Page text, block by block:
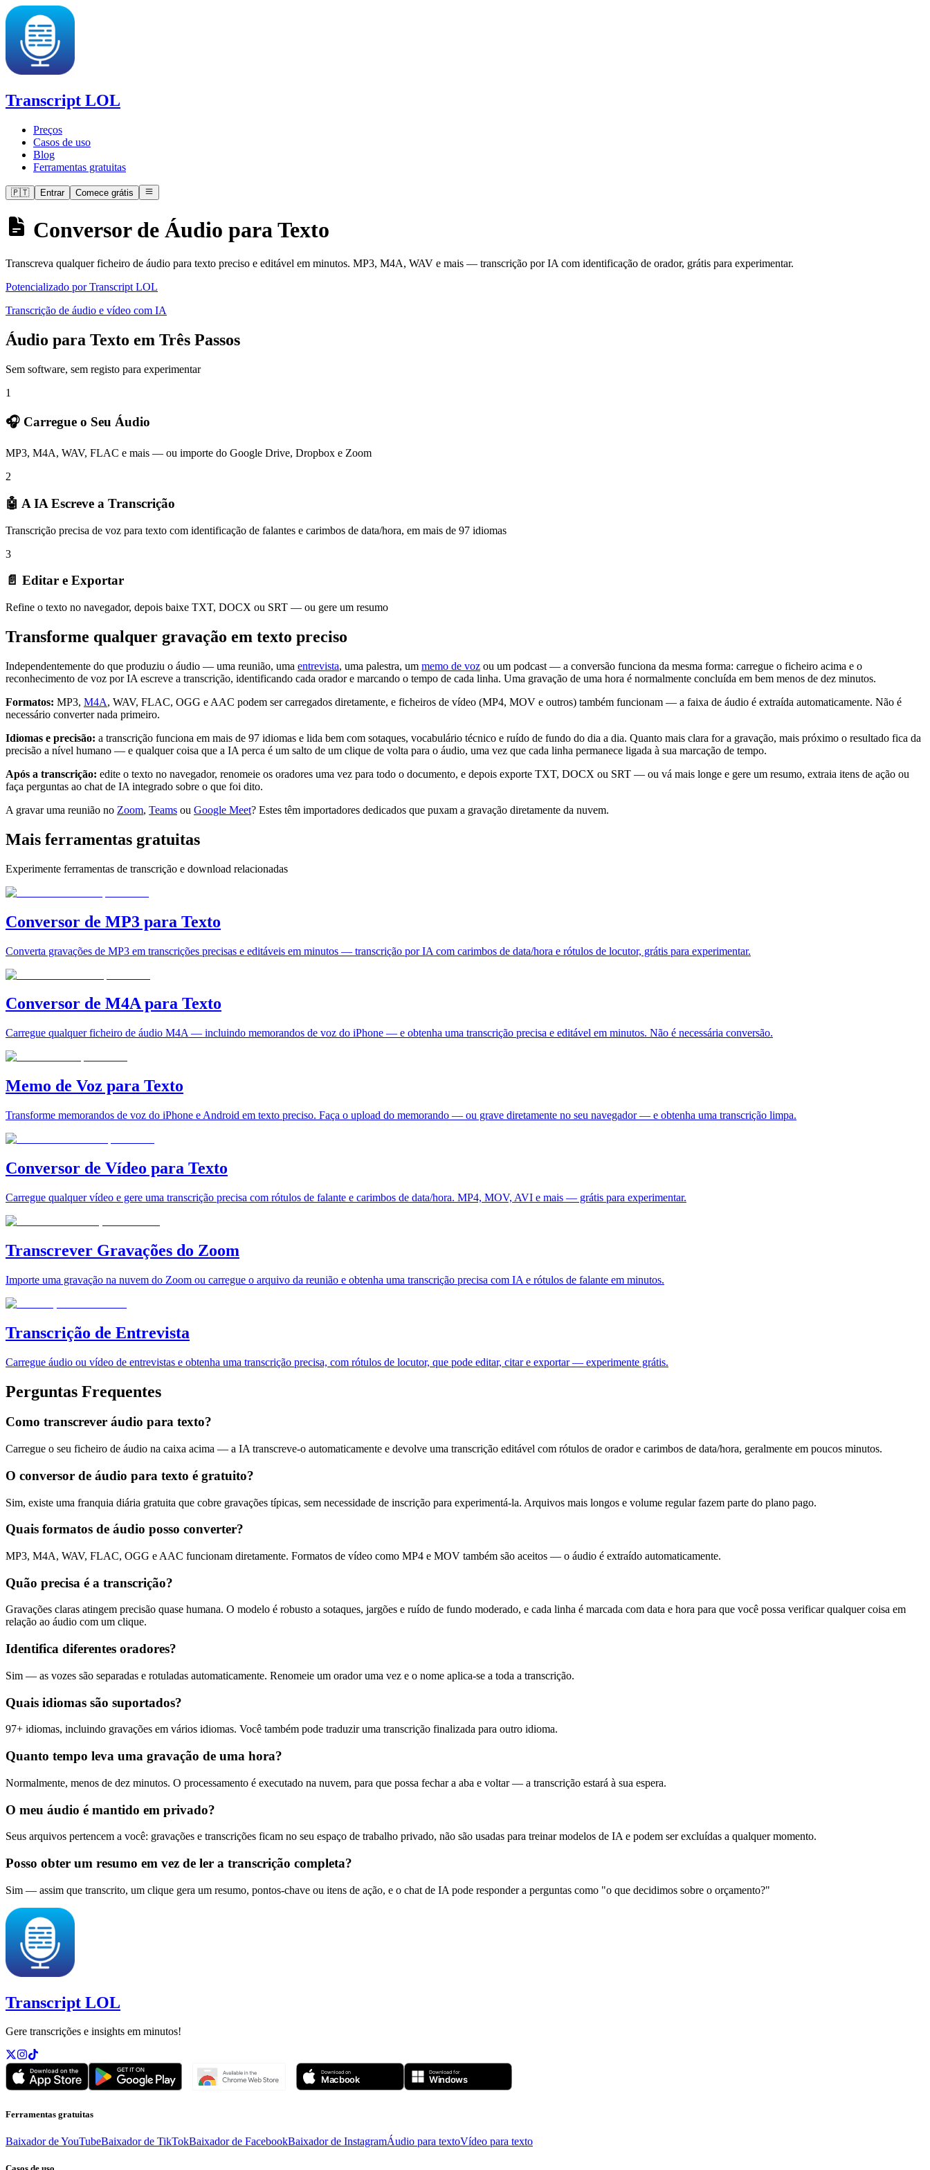
Transcript LOL
Preços
Casos de uso
Blog
Ferramentas gratuitas
🇵🇹 Entrar Comece grátis
Conversor de Áudio para Texto
Transcreva qualquer ficheiro de áudio para texto preciso e editável em minutos. MP3, M4A, WAV e mais — transcrição por IA com identificação de orador, grátis para experimentar.
Potencializado por Transcript LOL
Transcrição de áudio e vídeo com IA
Áudio para Texto em Três Passos
Sem software, sem registo para experimentar
1
🎧 Carregue o Seu Áudio
MP3, M4A, WAV, FLAC e mais — ou importe do Google Drive, Dropbox e Zoom
2
🤖 A IA Escreve a Transcrição
Transcrição precisa de voz para texto com identificação de falantes e carimbos de data/hora, em mais de 97 idiomas
3
📄 Editar e Exportar
Refine o texto no navegador, depois baixe TXT, DOCX ou SRT — ou gere um resumo
Transforme qualquer gravação em texto preciso
Independentemente do que produziu o áudio — uma reunião, uma entrevista, uma palestra, um memo de voz ou um podcast — a conversão funciona da mesma forma: carregue o ficheiro acima e o
reconhecimento de voz por IA escreve a transcrição, identificando cada orador e marcando o tempo de cada linha. Uma gravação de uma hora é normalmente concluída em bem menos de dez minutos.
Formatos: MP3, M4A, WAV, FLAC, OGG e AAC podem ser carregados diretamente, e ficheiros de vídeo (MP4, MOV e outros) também funcionam — a faixa de áudio é extraída automaticamente. Não é
necessário converter nada primeiro.
Idiomas e precisão: a transcrição funciona em mais de 97 idiomas e lida bem com sotaques, vocabulário técnico e ruído de fundo do dia a dia. Quanto mais clara for a gravação, mais próximo o resultado fica da
precisão a nível humano — e qualquer coisa que a IA perca é um salto de um clique de volta para o áudio, uma vez que cada linha permanece ligada à sua marcação de tempo.
Após a transcrição: edite o texto no navegador, renomeie os oradores uma vez para todo o documento, e depois exporte TXT, DOCX ou SRT — ou vá mais longe e gere um resumo, extraia itens de ação ou
faça perguntas ao chat de IA integrado sobre o que foi dito.
A gravar uma reunião no Zoom, Teams ou Google Meet? Estes têm importadores dedicados que puxam a gravação diretamente da nuvem.
Mais ferramentas gratuitas
Experimente ferramentas de transcrição e download relacionadas
Conversor de MP3 para Texto
Converta gravações de MP3 em transcrições precisas e editáveis em minutos — transcrição por IA com carimbos de data/hora e rótulos de locutor, grátis para experimentar.
Conversor de M4A para Texto
Carregue qualquer ficheiro de áudio M4A — incluindo memorandos de voz do iPhone — e obtenha uma transcrição precisa e editável em minutos. Não é necessária conversão.
Memo de Voz para Texto
Transforme memorandos de voz do iPhone e Android em texto preciso. Faça o upload do memorando — ou grave diretamente no seu navegador — e obtenha uma transcrição limpa.
Conversor de Vídeo para Texto
Carregue qualquer vídeo e gere uma transcrição precisa com rótulos de falante e carimbos de data/hora. MP4, MOV, AVI e mais — grátis para experimentar.
Transcrever Gravações do Zoom
Importe uma gravação na nuvem do Zoom ou carregue o arquivo da reunião e obtenha uma transcrição precisa com IA e rótulos de falante em minutos.
Transcrição de Entrevista
Carregue áudio ou vídeo de entrevistas e obtenha uma transcrição precisa, com rótulos de locutor, que pode editar, citar e exportar — experimente grátis.
Perguntas Frequentes
Como transcrever áudio para texto?
Carregue o seu ficheiro de áudio na caixa acima — a IA transcreve-o automaticamente e devolve uma transcrição editável com rótulos de orador e carimbos de data/hora, geralmente em poucos minutos.
O conversor de áudio para texto é gratuito?
Sim, existe uma franquia diária gratuita que cobre gravações típicas, sem necessidade de inscrição para experimentá-la. Arquivos mais longos e volume regular fazem parte do plano pago.
Quais formatos de áudio posso converter?
MP3, M4A, WAV, FLAC, OGG e AAC funcionam diretamente. Formatos de vídeo como MP4 e MOV também são aceitos — o áudio é extraído automaticamente.
Quão precisa é a transcrição?
Gravações claras atingem precisão quase humana. O modelo é robusto a sotaques, jargões e ruído de fundo moderado, e cada linha é marcada com data e hora para que você possa verificar qualquer coisa em
relação ao áudio com um clique.
Identifica diferentes oradores?
Sim — as vozes são separadas e rotuladas automaticamente. Renomeie um orador uma vez e o nome aplica-se a toda a transcrição.
Quais idiomas são suportados?
97+ idiomas, incluindo gravações em vários idiomas. Você também pode traduzir uma transcrição finalizada para outro idioma.
Quanto tempo leva uma gravação de uma hora?
Normalmente, menos de dez minutos. O processamento é executado na nuvem, para que possa fechar a aba e voltar — a transcrição estará à sua espera.
O meu áudio é mantido em privado?
Seus arquivos pertencem a você: gravações e transcrições ficam no seu espaço de trabalho privado, não são usadas para treinar modelos de IA e podem ser excluídas a qualquer momento.
Posso obter um resumo em vez de ler a transcrição completa?
Sim — assim que transcrito, um clique gera um resumo, pontos-chave ou itens de ação, e o chat de IA pode responder a perguntas como "o que decidimos sobre o orçamento?"
Transcript LOL
Gere transcrições e insights em minutos!
Ferramentas gratuitas
Baixador de YouTubeBaixador de TikTokBaixador de FacebookBaixador de InstagramÁudio para textoVídeo para texto